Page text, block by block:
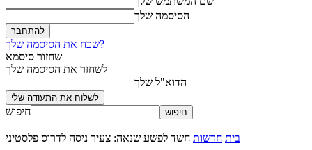
הסיסמה שלך
שכח את הסיסמה שלך?
שחזור סיסמא
לשחזר את הסיסמה שלך
הדוא"ל שלך
חיפוש
בית חדשות חשד לפשע שנאה: צעיר ניסה לדרוס פלסטיני